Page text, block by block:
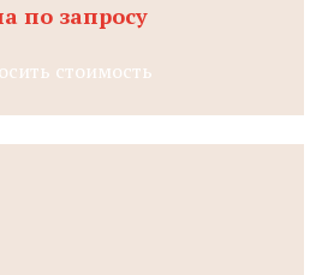
по запросу
стоимость